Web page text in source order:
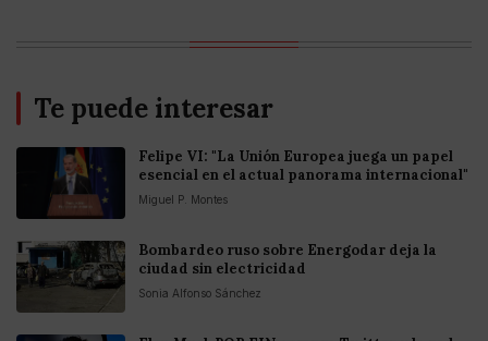
Te puede interesar
Felipe VI: "La Unión Europea juega un papel
esencial en el actual panorama internacional"
Miguel P. Montes
Bombardeo ruso sobre Energodar deja la
ciudad sin electricidad
Sonia Alfonso Sánchez